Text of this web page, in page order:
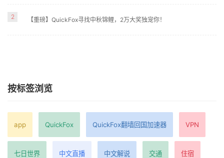
2 【重磅】QuickFox寻找中秋锦鲤，2万大奖独宠你！
按标签浏览
app QuickFox QuickFox翻墙回国加速器 VPN
七日世界 中文直播 中文解说 交通 住宿